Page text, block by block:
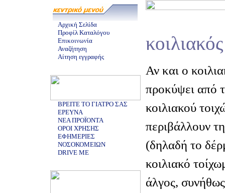
Αρχική Σελίδα
Προφίλ Καταλόγου
Επικοινωνία
Αναζήτηση
Αίτηση εγγραφής
ΒΡΕΙΤΕ ΤΟ ΓΙΑΤΡΟ ΣΑΣ
ΕΡΕΥΝΑ
ΝΕΑ ΠΡΟΪΟΝΤΑ
ΟΡΟΙ ΧΡΗΣΗΣ
ΕΦΗΜΕΡΙΕΣ
ΝΟΣΟΚΟΜΕΙΩΝ
DRIVE ME
Αν και ο
προκύψει από
κοιλιακού
περιβάλλουν
(δηλαδή το
κοιλιακό
άλγος, συνήθως